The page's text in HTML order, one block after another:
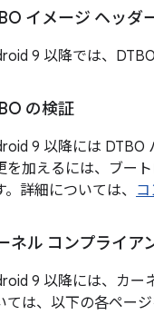
イメージ ヘッダ
9 以降では、
の検証
9 以降には DTBO
を加えるには、ブー
。詳細については、
ネル コンプライア
9 以降には、カー
ては、以下の各ページ